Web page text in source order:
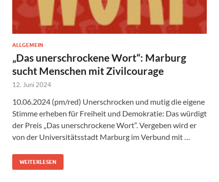
ALLGEMEIN
„Das unerschrockene Wort“: Marburg
sucht Menschen mit Zivilcourage
12. Juni 2024
10.06.2024 (pm/red) Unerschrocken und mutig die eigene
Stimme erheben für Freiheit und Demokratie: Das würdigt
der Preis „Das unerschrockene Wort“. Vergeben wird er
von der Universitätsstadt Marburg im Verbund mit …
WEITERLESEN